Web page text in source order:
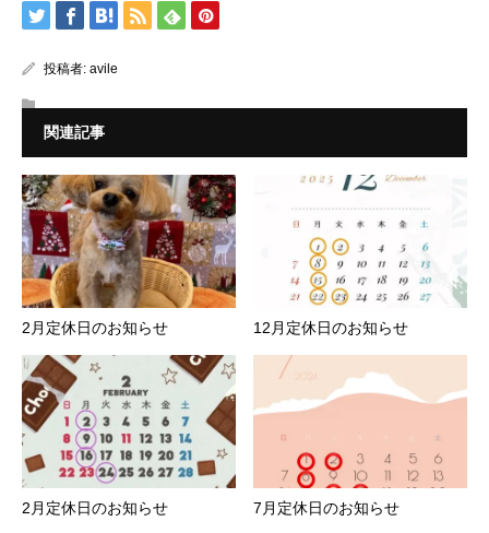
投稿者: avile
関連記事
2月定休日のお知らせ 12月定休日のお知らせ
2月定休日のお知らせ 7月定休日のお知らせ